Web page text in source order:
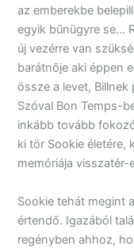
az emberekbe
egyik bűnügyre se…
új vezérre van
barátnője aki éppen
össze a levet,
Szóval Bon Temps-
inkább tovább
ki tör Sookie életére,
memóriája visszatér-
Sookie tehát megint
értendő. Igazából
regényben ahhoz,